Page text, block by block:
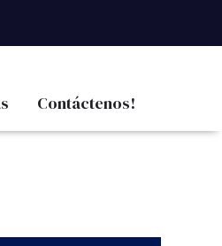
Contáctenos!